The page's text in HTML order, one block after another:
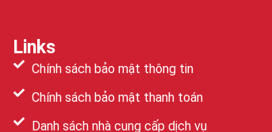
Links
Chính sách bảo mật thông tin
Chính sách bảo mật thanh toán
Danh sách nhà cung cấp dịch vụ